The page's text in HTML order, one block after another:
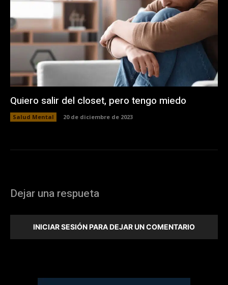
Quiero salir del closet, pero tengo miedo
Salud Mental 20 de diciembre de 2023
Dejar una respueta
INICIAR SESIÓN PARA DEJAR UN COMENTARIO